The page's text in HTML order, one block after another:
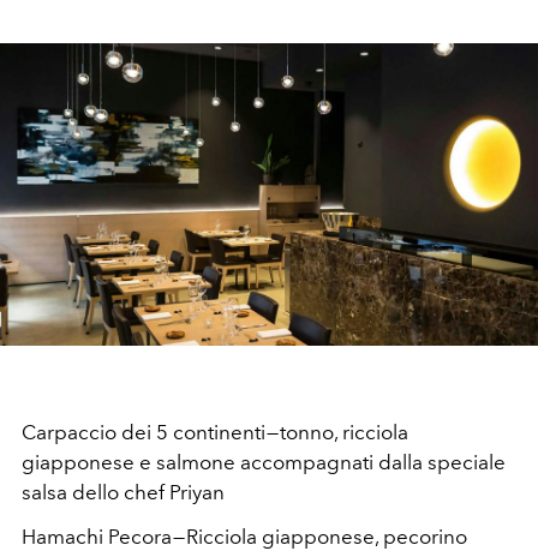
Carpaccio dei 5 continenti — tonno, ricciola
giapponese e salmone accompagnati dalla speciale
salsa dello chef Priyan
Hamachi Pecora — Ricciola giapponese, pecorino